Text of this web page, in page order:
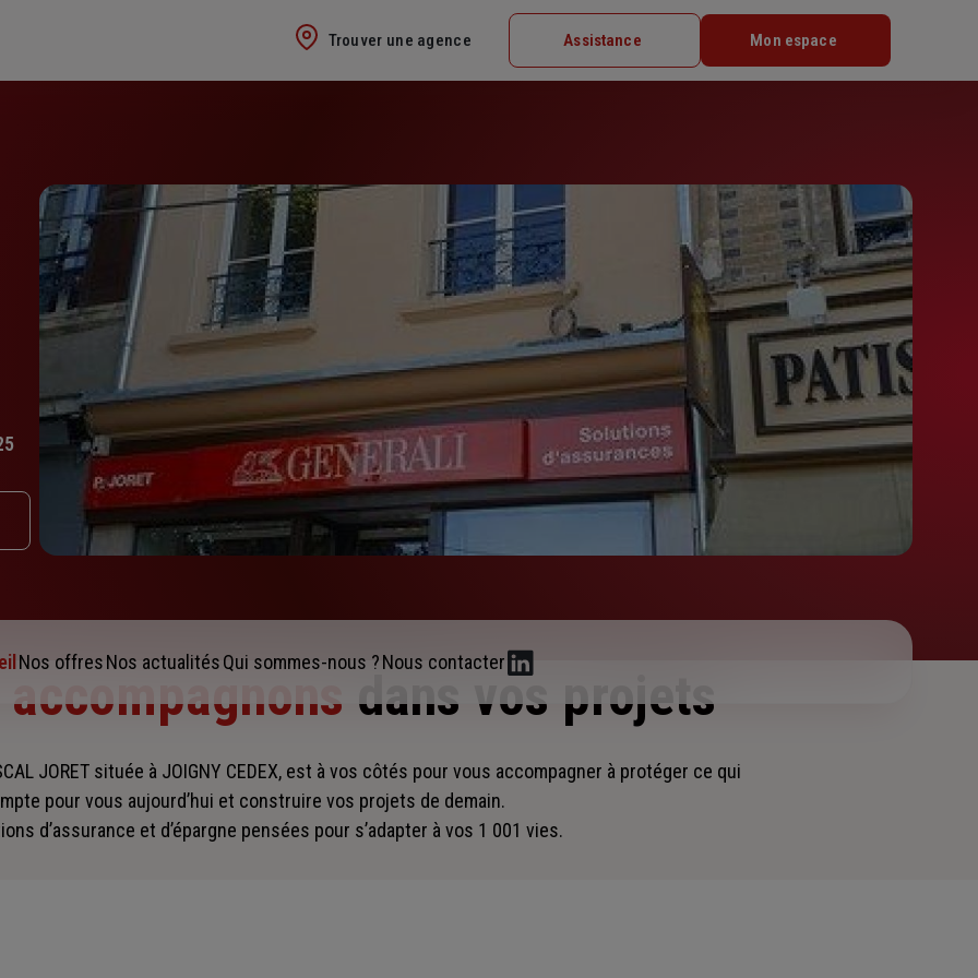
Trouver une agence Assistance Mon espace
Nos offresNos actualitésQui sommes-nous ?Nous contacter
dans vos projets
JORET située à JOIGNY CEDEX, est à vos côtés pour vous accompagner à protéger ce qui
pour vous aujourd’hui et construire vos projets de demain.
d’assurance et d’épargne pensées pour s’adapter à vos 1 001 vies.